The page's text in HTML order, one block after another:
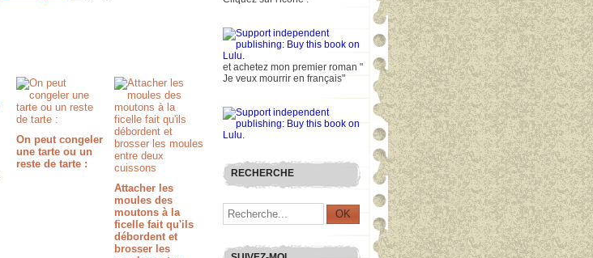
On peut congeler
une tarte ou un
reste de tarte :
Attacher les
moules des
moutons à la
ficelle fait qu'ils
débordent et
brosser les
et achetez mon premier roman "
Je veux mourrir en français"
RECHERCHE